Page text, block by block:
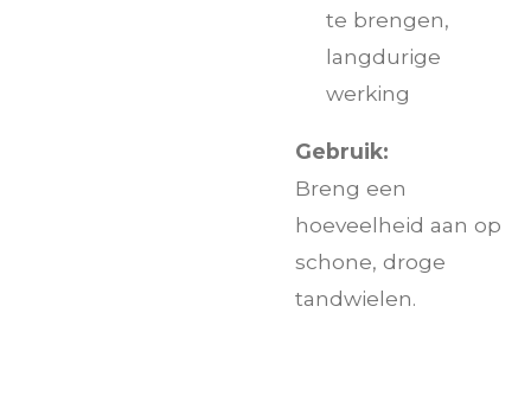
te brengen,
langdurige
werking
Gebruik:
Breng een
hoeveelheid aan op
schone, droge
tandwielen.